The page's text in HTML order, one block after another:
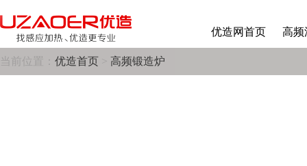
优造网首页 高频
当前位置： 优造首页 > 高频锻造炉